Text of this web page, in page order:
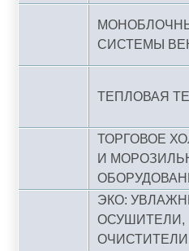
СИСТЕМЫ
ТЕПЛОВАЯ
ТОРГОВОЕ
И
ЭКО:
ОСУШИТЕЛИ,